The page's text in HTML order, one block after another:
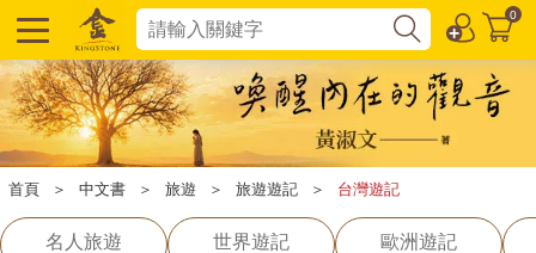
0
首頁 ＞ 中文書 ＞ 旅遊 ＞ 旅遊遊記 ＞ 台灣遊記
名人旅遊 世界遊記 歐洲遊記